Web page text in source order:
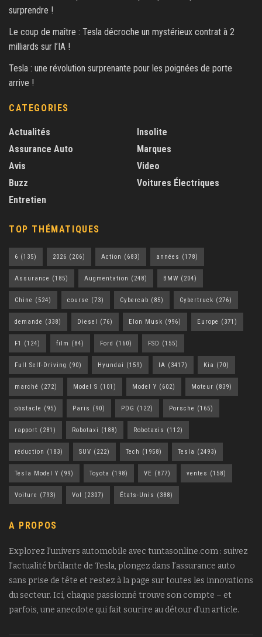
surprendre !
Le coup de maître : Tesla décroche un mystérieux contrat à 2
milliards sur l’IA !
Tesla : une révolution surprenante pour les poignées de porte
arrive !
CATEGORIES
Actualités
Assurance Auto
Avis
Buzz
Entretien
Insolite
Marques
Video
Voitures Électriques
TOP THÉMATIQUES
6 (135) 2026 (206) Action (683) années (178)
Assurance (185) Augmentation (248) BMW (204)
Chine (524) course (73) Cybercab (85) Cybertruck (276)
demande (338) Diesel (76) Elon Musk (996) Europe (371)
F1 (124) film (84) Ford (160) FSD (155)
Full Self-Driving (90) Hyundai (159) IA (3417) Kia (70)
marché (272) Model S (101) Model Y (602) Moteur (839)
obstacle (95) Paris (90) PDG (122) Porsche (165)
rapport (281) Robotaxi (188) Robotaxis (112)
réduction (183) SUV (222) Tech (1958) Tesla (2493)
Tesla Model Y (99) Toyota (198) VE (877) ventes (158)
Voiture (793) Vol (2307) États-Unis (388)
A PROPOS
Explorez l’univers automobile avec tuntasonline.com : suivez
l’actualité brûlante de Tesla, plongez dans l’assurance auto
sans prise de tête et restez à la page sur toutes les innovations
du secteur. Ici, chaque passionné trouve son compte – et
parfois, une anecdote qui fait sourire au détour d’un article.